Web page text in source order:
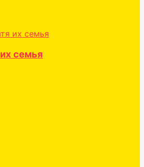
их семья
семья